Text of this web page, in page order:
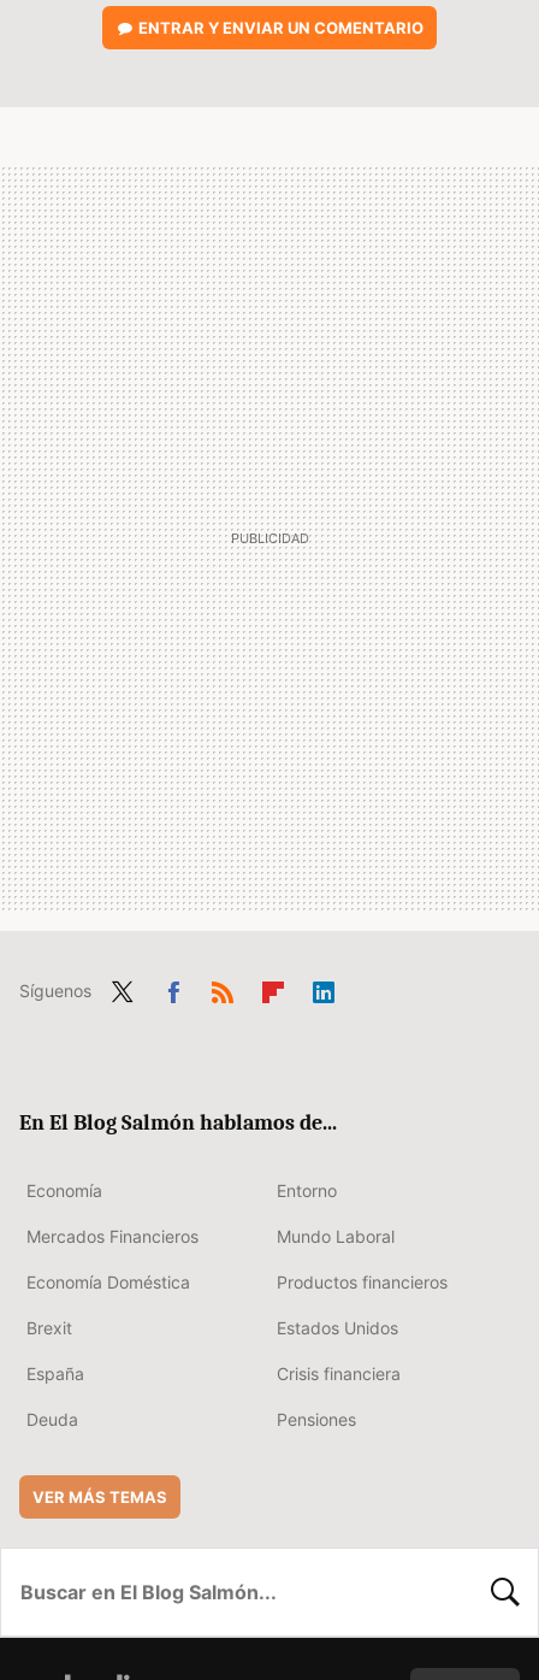
ENTRAR Y ENVIAR UN COMENTARIO
Síguenos
En El Blog Salmón hablamos de...
Economía Entorno
Mercados Financieros Mundo Laboral
Economía Doméstica Productos financieros
Brexit Estados Unidos
España Crisis financiera
Deuda Pensiones
VER MÁS TEMAS